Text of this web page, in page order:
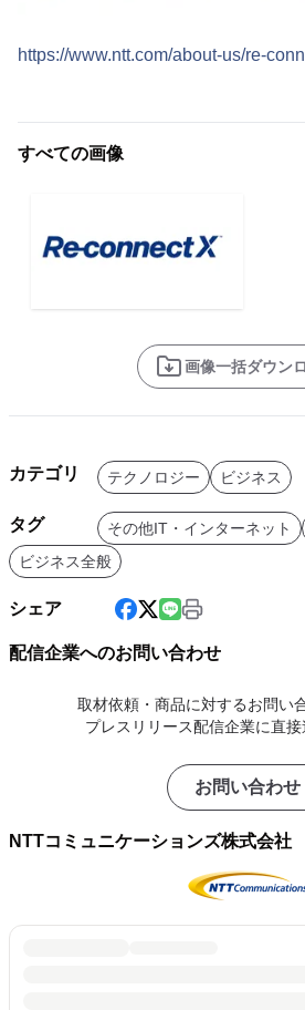
https://www.ntt.com/about-us/re-
すべての画像
画像一括ダウン
カテゴリ テクノロジー ビジネス
タグ その他IT・インターネット
ビジネス全般
シェア
配信企業へのお問い合わせ
取材依頼・商品に対するお問い
プレスリリース配信企業に直接
お問い合わせ
NTTコミュニケーションズ株式会社